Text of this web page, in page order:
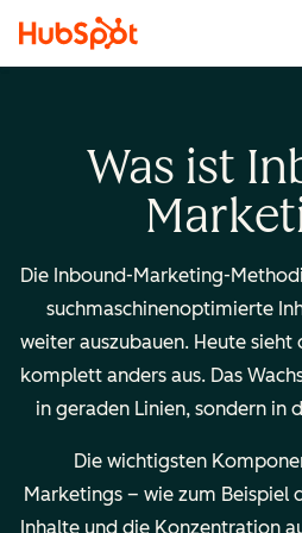
Was ist
Die Inbound-Marketing-
suchmaschinenoptimierte
weiter auszubauen. Heute
komplett anders aus. Das
in geraden Linien, sondern in
Die wichtigsten
Marketings – wie zum Beispiel
Inhalte und die Konzentration